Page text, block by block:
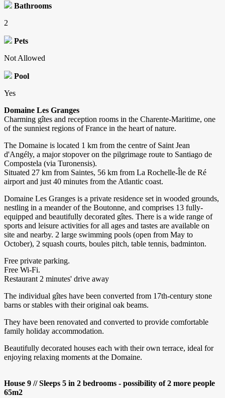
Bathrooms
2
Pets
Not Allowed
Pool
Yes
Domaine Les Granges
Charming gîtes and reception rooms in the Charente-Maritime, one
of the sunniest regions of France in the heart of nature.
The Domaine is located 1 km from the centre of Saint Jean
d'Angély, a major stopover on the pilgrimage route to Santiago de
Compostela (via Turonensis).
Situated 27 km from Saintes, 56 km from La Rochelle-Île de Ré
airport and just 40 minutes from the Atlantic coast.
Domaine Les Granges is a private residence set in wooded grounds,
nestling in a meander of the Boutonne, and comprises 13 fully-
equipped and beautifully decorated gîtes. There is a wide range of
sports and leisure activities for all ages and tastes are available on
site and nearby. 2 large swimming pools (open from May to
October), 2 squash courts, boules pitch, table tennis, badminton.
Free private parking.
Free Wi-Fi.
Restaurant 2 minutes' drive away
The individual gîtes have been converted from 17th-century stone
barns or stables with their original oak beams.
They have been renovated and converted to provide comfortable
family holiday accommodation.
Beautifully decorated houses each with their own terrace, ideal for
enjoying relaxing moments at the Domaine.
House 9 // Sleeps 5 in 2 bedrooms - possibility of 2 more people
65m2